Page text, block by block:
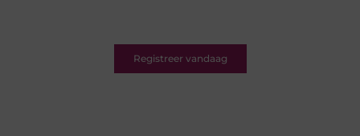
Registreer vandaag